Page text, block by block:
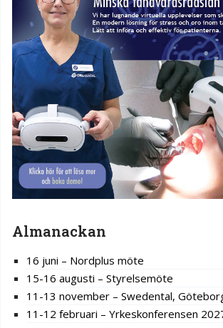
Almanackan
16 juni – Nordplus möte
15-16 augusti – Styrelsemöte
11-13 november – Swedental,
11-12 februari – Yrkeskonferensen